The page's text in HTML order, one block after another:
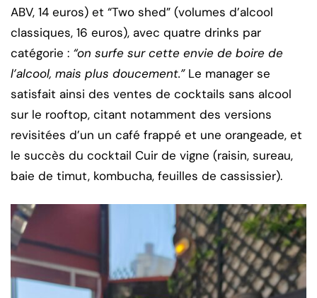
ABV, 14 euros) et “Two shed” (volumes d’alcool
classiques, 16 euros), avec quatre drinks par
catégorie : “on surfe sur cette envie de boire de
l’alcool, mais plus doucement.”Le manager se
satisfait ainsi des ventes de cocktails sans alcool
sur le rooftop, citant notamment des versions
revisitées d’un un café frappé et une orangeade, et
le succès du cocktail Cuir de vigne (raisin, sureau,
baie de timut, kombucha, feuilles de cassissier).